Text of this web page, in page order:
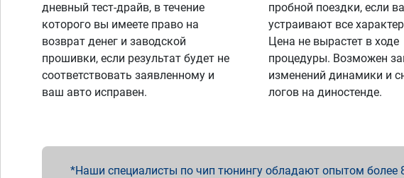
дневный тест-драйв, в течение
которого вы имеете право на
возврат денег и заводской
прошивки, если результат будет не
соответствовать заявленному и
ваш авто исправен.
пробной поездки, если
устраивают все
Цена не вырастет в ходе
процедуры. Возможен
изменений динамики и
логов на диностенде.
Наши специалисты по чип тюнингу обладают опытом более